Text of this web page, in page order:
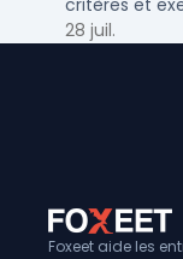
critères et
28 juil.
Foxeet aide les